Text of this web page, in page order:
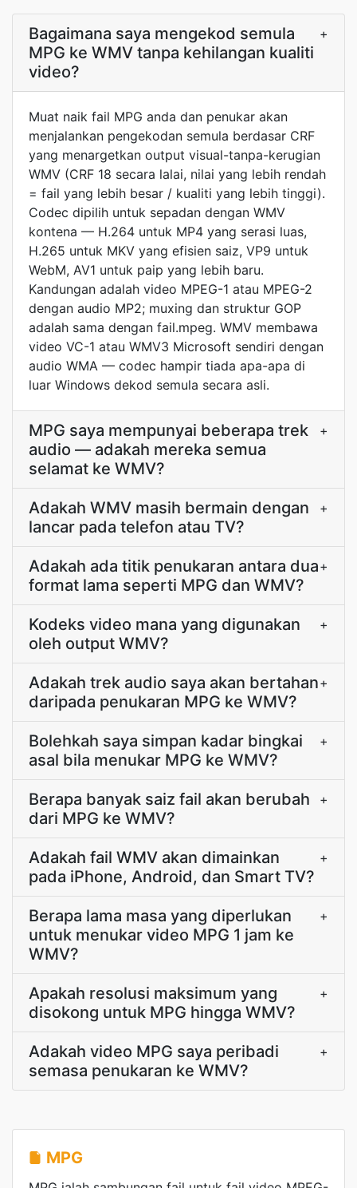
Bagaimana saya mengekod semula
MPG ke WMV tanpa kehilangan kualiti
video?
+
Muat naik fail MPG anda dan penukar akan
menjalankan pengekodan semula berdasar CRF
yang menargetkan output visual-tanpa-kerugian
WMV (CRF 18 secara lalai, nilai yang lebih rendah
= fail yang lebih besar / kualiti yang lebih tinggi).
Codec dipilih untuk sepadan dengan WMV
kontena — H.264 untuk MP4 yang serasi luas,
H.265 untuk MKV yang efisien saiz, VP9 untuk
WebM, AV1 untuk paip yang lebih baru.
Kandungan adalah video MPEG-1 atau MPEG-2
dengan audio MP2; muxing dan struktur GOP
adalah sama dengan fail.mpeg. WMV membawa
video VC-1 atau WMV3 Microsoft sendiri dengan
audio WMA — codec hampir tiada apa-apa di
luar Windows dekod semula secara asli.
MPG saya mempunyai beberapa trek
audio — adakah mereka semua
selamat ke WMV?
+
Adakah WMV masih bermain dengan
lancar pada telefon atau TV?
+
Adakah ada titik penukaran antara dua
format lama seperti MPG dan WMV?
+
Kodeks video mana yang digunakan
oleh output WMV?
+
Adakah trek audio saya akan bertahan
daripada penukaran MPG ke WMV?
+
Bolehkah saya simpan kadar bingkai
asal bila menukar MPG ke WMV?
+
Berapa banyak saiz fail akan berubah
dari MPG ke WMV?
+
Adakah fail WMV akan dimainkan
pada iPhone, Android, dan Smart TV?
+
Berapa lama masa yang diperlukan
untuk menukar video MPG 1 jam ke
WMV?
+
Apakah resolusi maksimum yang
disokong untuk MPG hingga WMV?
+
Adakah video MPG saya peribadi
semasa penukaran ke WMV?
+
MPG